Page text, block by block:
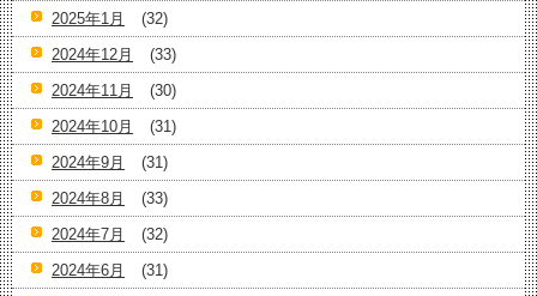
2025年1月
(32)
2024年12月
(33)
2024年11月
(30)
2024年10月
(31)
2024年9月
(31)
2024年8月
(33)
2024年7月
(32)
2024年6月
(31)